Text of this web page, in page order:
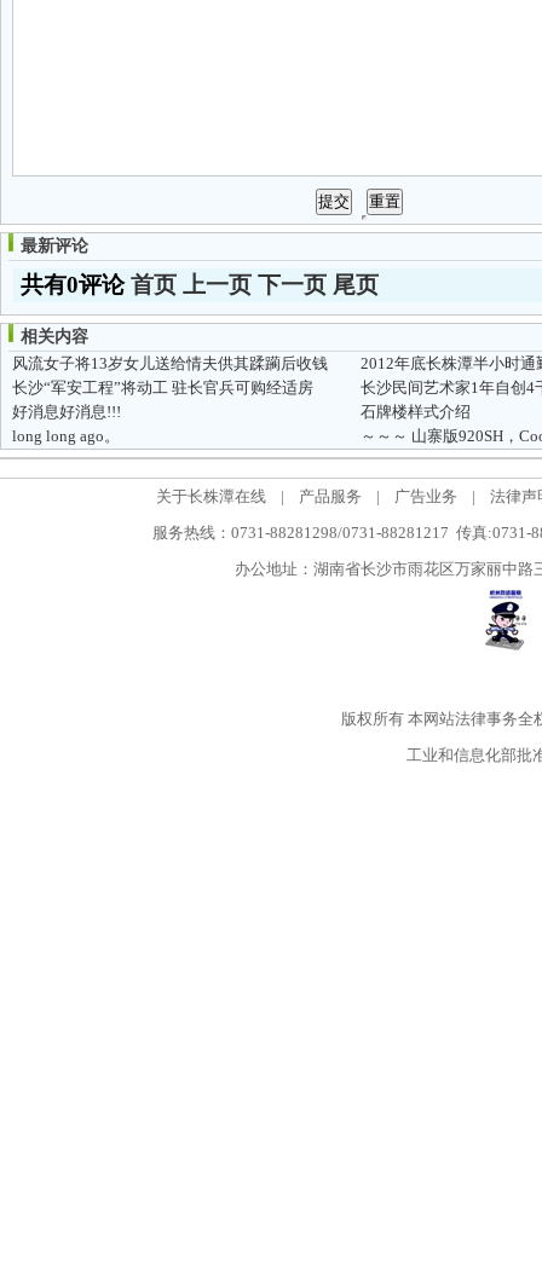
最新评论
共有0评论首页 上一页 下一页 尾页
相关内容
风流女子将13岁女儿送给情夫供其蹂躏后收钱
2012年底长株潭半小时
长沙“军安工程”将动工 驻长官兵可购经适房
好消息好消息!!!
石牌楼样式介绍
long long ago。
～～～ 山寨版920SH，
关于长株潭在线 | 产品服务 | 广告业务 |
法律声
服务热线：0731-88281298/0731-88281217 传真:0731-
办公地址：湖南省长沙市雨花区万家丽中
版权所有本网站法律事务全
工业和信息化部批